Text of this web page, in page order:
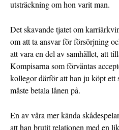
utsträckning om hon varit man.
Det skavande tjatet om
om att ta ansvar för försörjning
att vara en del av samhället, att
Kompisarna som förväntas
kollegor därför att han ju köpt ett
måste betala lånen på.
En av våra mer kända
att han brutit relationen med en